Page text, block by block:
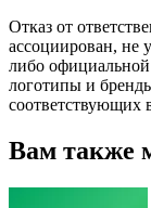
Отказ от
ассоциирован, не
либо официальной
логотипы и
соответствующих
Вам также